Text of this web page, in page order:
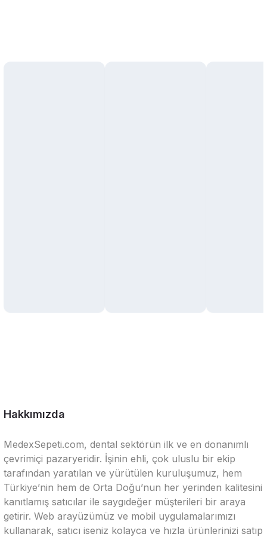
Hakkımızda
MedexSepeti.com, dental sektörün ilk ve en donanımlı
çevrimiçi pazaryeridir. İşinin ehli, çok uluslu bir ekip
tarafından yaratılan ve yürütülen kuruluşumuz, hem
Türkiye’nin hem de Orta Doğu’nun her yerinden kalitesini
kanıtlamış satıcılar ile saygıdeğer müşterileri bir araya
getirir. Web arayüzümüz ve mobil uygulamalarımızı
kullanarak, satıcı iseniz kolayca ve hızla ürünlerinizi satıp